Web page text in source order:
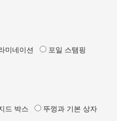
미네이션
포일 스탬핑
드 박스
뚜껑과 기본 상자